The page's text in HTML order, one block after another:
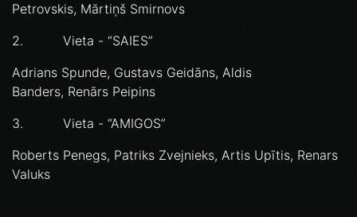
Petrovskis, Mārtiņš Smirnovs
2. Vieta - “SAIES”
Adrians Spunde, Gustavs Geidāns, Aldis
Banders, Renārs Peipins
3. Vieta - “AMIGOS”
Roberts Penegs, Patriks Zvejnieks, Artis Upītis, Renars
Valuks